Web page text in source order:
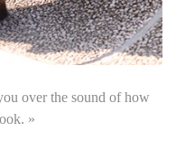
over the sound of how
»